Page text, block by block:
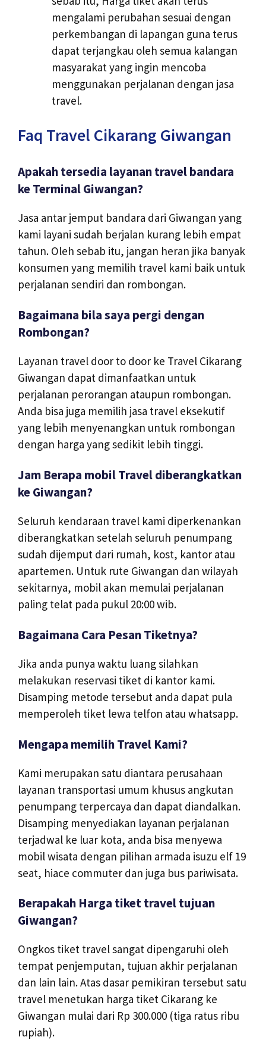
mengalami perubahan sesuai dengan
perkembangan di lapangan guna terus
dapat terjangkau oleh semua kalangan
masyarakat yang ingin mencoba
menggunakan perjalanan dengan jasa
travel.
Faq Travel Cikarang Giwangan
Apakah tersedia layanan travel bandara
ke Terminal Giwangan?
Jasa antar jemput bandara dari Giwangan yang
kami layani sudah berjalan kurang lebih empat
tahun. Oleh sebab itu, jangan heran jika banyak
konsumen yang memilih travel kami baik untuk
perjalanan sendiri dan rombongan.
Bagaimana bila saya pergi dengan
Rombongan?
Layanan travel door to door ke Travel Cikarang
Giwangan dapat dimanfaatkan untuk
perjalanan perorangan ataupun rombongan.
Anda bisa juga memilih jasa travel eksekutif
yang lebih menyenangkan untuk rombongan
dengan harga yang sedikit lebih tinggi.
Jam Berapa mobil Travel diberangkatkan
ke Giwangan?
Seluruh kendaraan travel kami diperkenankan
diberangkatkan setelah seluruh penumpang
sudah dijemput dari rumah, kost, kantor atau
apartemen. Untuk rute Giwangan dan wilayah
sekitarnya, mobil akan memulai perjalanan
paling telat pada pukul 20:00 wib.
Bagaimana Cara Pesan Tiketnya?
Jika anda punya waktu luang silahkan
melakukan reservasi tiket di kantor kami.
Disamping metode tersebut anda dapat pula
memperoleh tiket lewa telfon atau whatsapp.
Mengapa memilih Travel Kami?
Kami merupakan satu diantara perusahaan
layanan transportasi umum khusus angkutan
penumpang terpercaya dan dapat diandalkan.
Disamping menyediakan layanan perjalanan
terjadwal ke luar kota, anda bisa menyewa
mobil wisata dengan pilihan armada isuzu elf 19
seat, hiace commuter dan juga bus pariwisata.
Berapakah Harga tiket travel tujuan
Giwangan?
Ongkos tiket travel sangat dipengaruhi oleh
tempat penjemputan, tujuan akhir perjalanan
dan lain lain. Atas dasar pemikiran tersebut satu
travel menetukan harga tiket Cikarang ke
Giwangan mulai dari Rp 300.000 (tiga ratus ribu
rupiah).